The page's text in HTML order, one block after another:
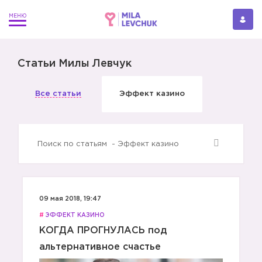
Статьи Милы Левчук
Все статьи Эффект казино
09 мая 2018, 19:47
# ЭФФЕКТ КАЗИНО
КОГДА ПРОГНУЛАСЬ под
альтернативное счастье